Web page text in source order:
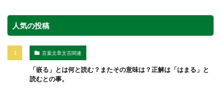
人気の投稿
言葉文章文言関連
「嵌る」とは何と読む？またその意味は？正解は「はまる」と
読むとの事。